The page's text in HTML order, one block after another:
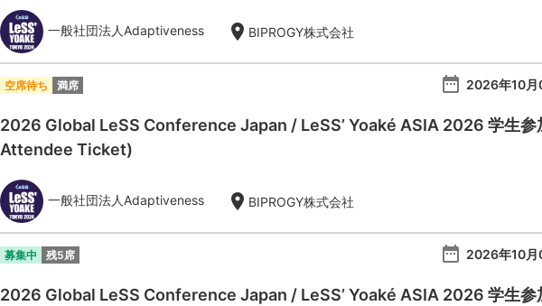
一般社団法人Adaptiveness location_on BIPROGY株式会社
空席待ち 満席 date_range 2026年10
2026 Global LeSS Conference Japan / LeSS’ Yoaké ASIA 2026 学生
Attendee Ticket)
一般社団法人Adaptiveness location_on BIPROGY株式会社
募集中 残5席 date_range 2026年10
2026 Global LeSS Conference Japan / LeSS’ Yoaké ASIA 2026 学生参